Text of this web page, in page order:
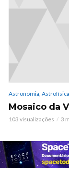
Astronomia,
Mosaico da
103 visualizações 3